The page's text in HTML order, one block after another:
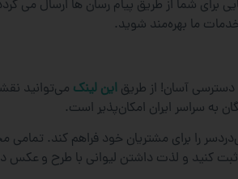
شما از طریق پیام رسان ها ارسال می
ما بهره‌مند شوید.
آسان! از طریق این لینک می‌توانید
به سراسر ایران امکان‌پذیر است.
را برای مشتریان خود فراهم کند. تمامی
کنید و لذت داشتن لیوانی با طرح و عکس